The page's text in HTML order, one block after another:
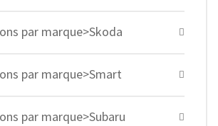
par marque>Skoda
par marque>Smart
par marque>Subaru